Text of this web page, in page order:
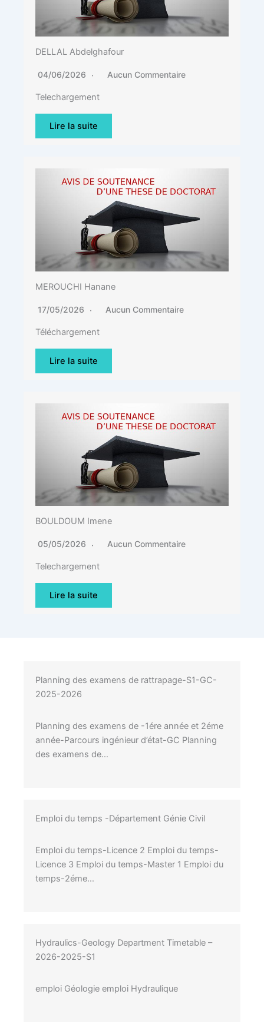
DELLAL Abdelghafour
04/06/2026 Aucun Commentaire
Telechargement
Lire la suite
MEROUCHI Hanane
17/05/2026 Aucun Commentaire
Téléchargement
Lire la suite
BOULDOUM Imene
05/05/2026 Aucun Commentaire
Telechargement
Lire la suite
Planning des examens de rattrapage-S1-GC-
2025-2026
Planning des examens de -1ére année et 2éme
année-Parcours ingénieur d’état-GC Planning
des examens de…
Emploi du temps -Département Génie Civil
Emploi du temps-Licence 2 Emploi du temps-
Licence 3 Emploi du temps-Master 1 Emploi du
temps-2éme…
Hydraulics-Geology Department Timetable –
2026-2025-S1
emploi Géologie emploi Hydraulique